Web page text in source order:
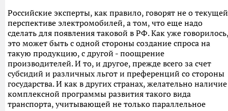
Российские эксперты, как правило, говорят не о текущей
перспективе электромобилей, а том, что еще надо
сделать для появления таковой в РФ. Как уже говорилось,
это может быть с одной стороны создание спроса на
такую продукцию, с другой - поощрение
производителей. И то, и другое, прежде всего за счет
субсидий и различных льгот и преференций со стороны
государства. И как в других странах, желательно наличие
комплексной программы развития такого вида
транспорта, учитывающей не только параллельное